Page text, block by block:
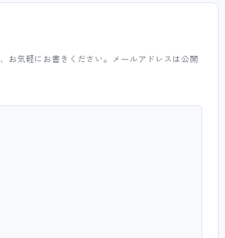
お気軽にお書きください。メールアドレスは公開